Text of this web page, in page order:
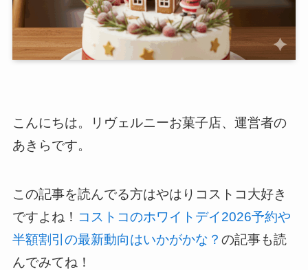
こんにちは。リヴェルニーお菓子店、運営者の
あきらです。
この記事を読んでる方はやはりコストコ大好き
ですよね！ コストコのホワイトデイ2026予約や
半額割引の最新動向はいかがかな？ の記事も読
んでみてね！